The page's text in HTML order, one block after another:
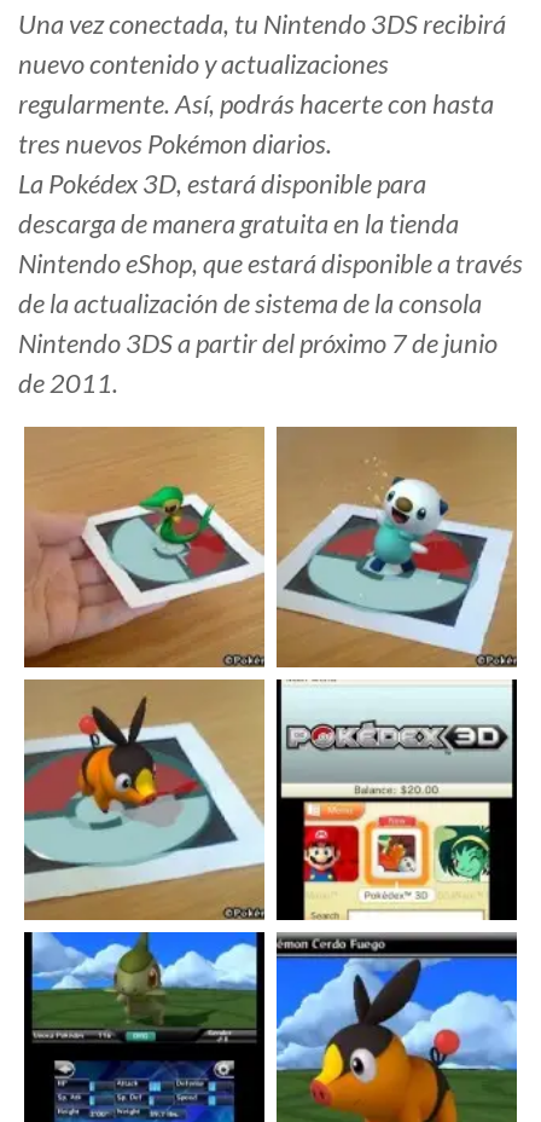
Una vez conectada, tu Nintendo 3DS recibirá
nuevo contenido y actualizaciones
regularmente. Así, podrás hacerte con hasta
tres nuevos Pokémon diarios.
La Pokédex 3D, estará disponible para
descarga de manera gratuita en la tienda
Nintendo eShop, que estará disponible a través
de la actualización de sistema de la consola
Nintendo 3DS a partir del próximo 7 de junio
de 2011.